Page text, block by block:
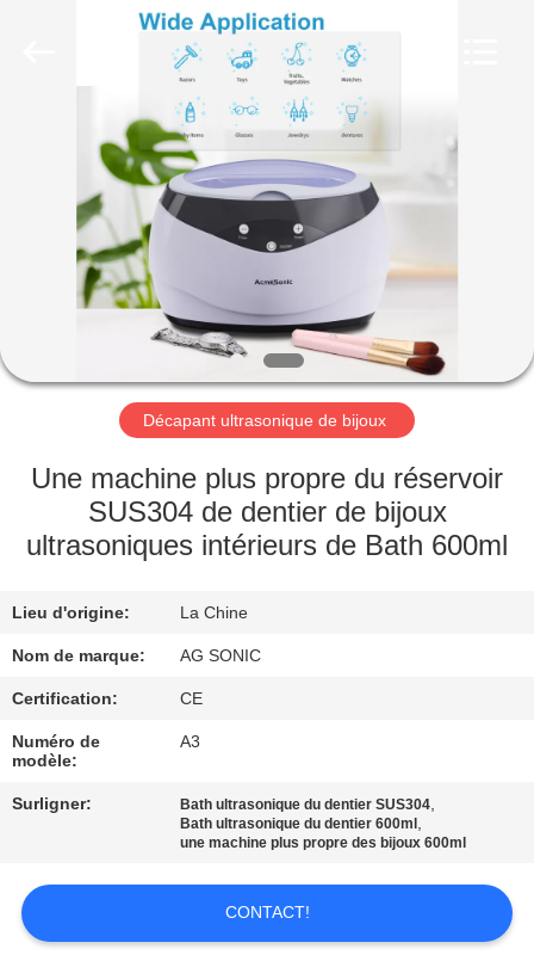
MAISON
PRODUITS
SHOW
AU
DE
NOUS
D'USINE
CONTRÔLE
DE
QUALITÉ
CONTACTEZ-
NOUS
Décapant ultrasonique de bijoux
Une machine plus propre du réservoir
SUS304 de dentier de bijoux
ultrasoniques intérieurs de Bath 600ml
Lieu d'origine: La Chine
Nom de marque: AG SONIC
Certification: CE
Numéro de
modèle:
A3
Surligner: Bath ultrasonique du dentier SUS304,
Bath ultrasonique du dentier 600ml ,
une machine plus propre des bijoux 600ml
CONTACT!